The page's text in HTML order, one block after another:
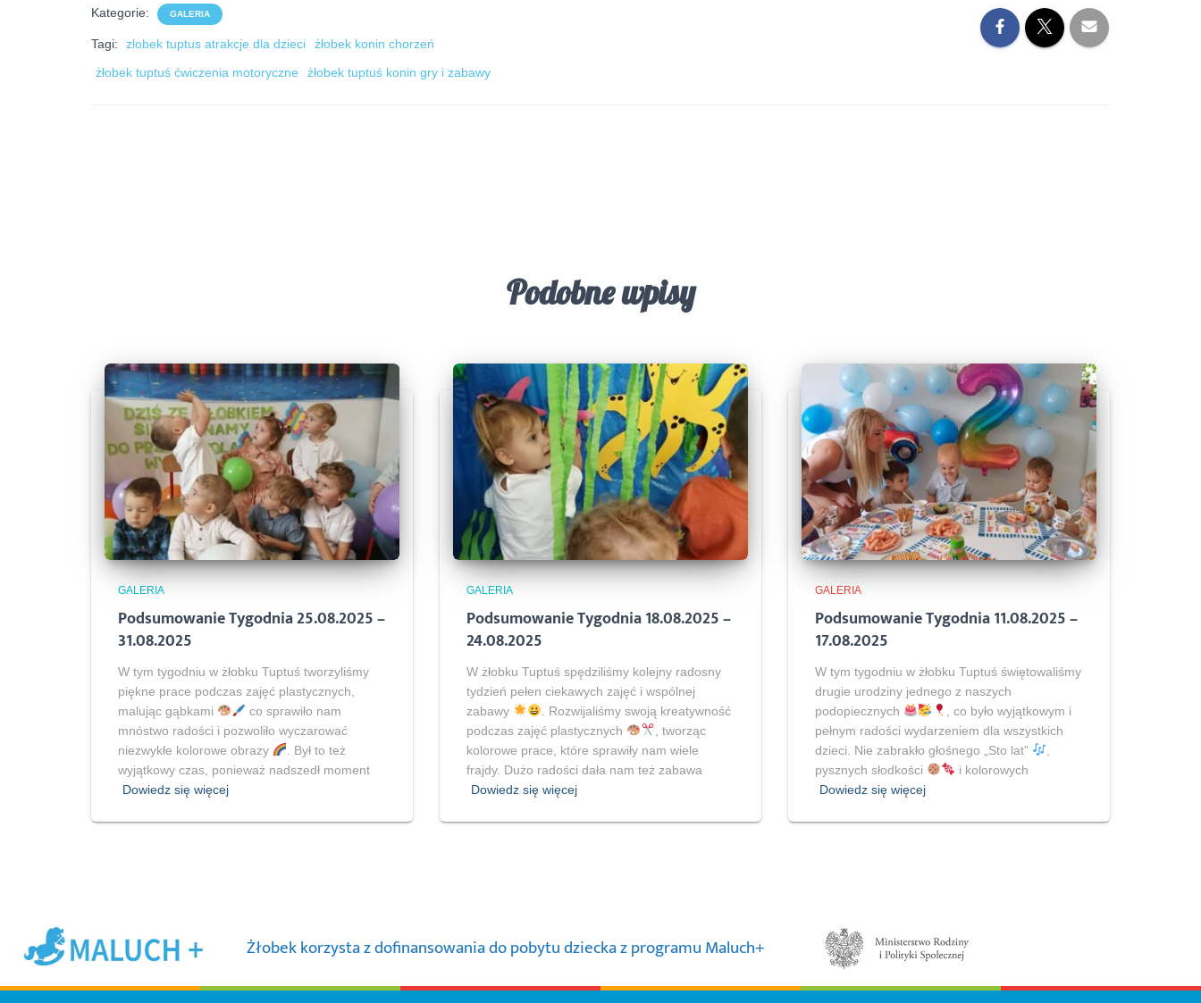
Kategorie: GALERIA
Tagi: zlobek tuptus atrakcje dla dzieci
żłobek konin chorzeń
żłobek tuptuś ćwiczenia motoryczne
żłobek tuptuś konin gry i zabawy
Podobne wpisy
GALERIA
Podsumowanie Tygodnia 25.08.2025 –
31.08.2025
W tym tygodniu w żłobku Tuptuś tworzyliśmy
piękne prace podczas zajęć plastycznych,
malując gąbkami
co sprawiło nam
mnóstwo radości i pozwoliło wyczarować
niezwykłe kolorowe obrazy
. Był to też
wyjątkowy czas, ponieważ nadszedł moment
Dowiedz się więcej
GALERIA
Podsumowanie Tygodnia 18.08.2025 –
24.08.2025
W żłobku Tuptuś spędziliśmy kolejny radosny
tydzień pełen ciekawych zajęć i wspólnej
zabawy
. Rozwijaliśmy swoją kreatywność
podczas zajęć plastycznych
, tworząc
kolorowe prace, które sprawiły nam wiele
frajdy. Dużo radości dała nam też zabawa
Dowiedz się więcej
GALERIA
Podsumowanie Tygodnia 11.08.2025 –
17.08.2025
W tym tygodniu w żłobku Tuptuś świętowaliśmy
drugie urodziny jednego z naszych
podopiecznych
, co było wyjątkowym i
pełnym radości wydarzeniem dla wszystkich
dzieci. Nie zabrakło głośnego „Sto lat”
pysznych słodkości
i kolorowych
Dowiedz się więcej
Żłobek korzysta z dofinansowania do pobytu dziecka z programu Maluch+